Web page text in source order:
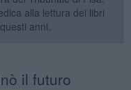
alla lettura dei libri
anni.
il futuro